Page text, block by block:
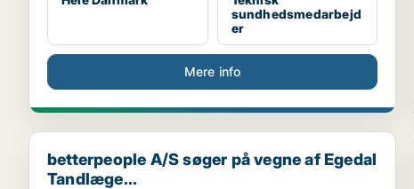
sundhedsmedarbejd
er
Mere info
betterpeople A/S søger på vegne af Egedal Tandlæge...
betterpeople A/S søger på vegne af Egedal
Tandlæge...